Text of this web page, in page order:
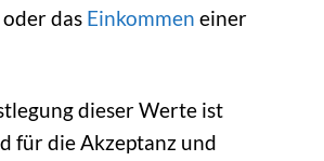
das Einkommen einer
dieser Werte ist
für die Akzeptanz und